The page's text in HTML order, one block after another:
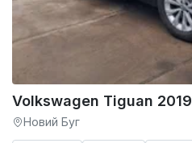
Volkswagen Tiguan 2019
Новий Буг